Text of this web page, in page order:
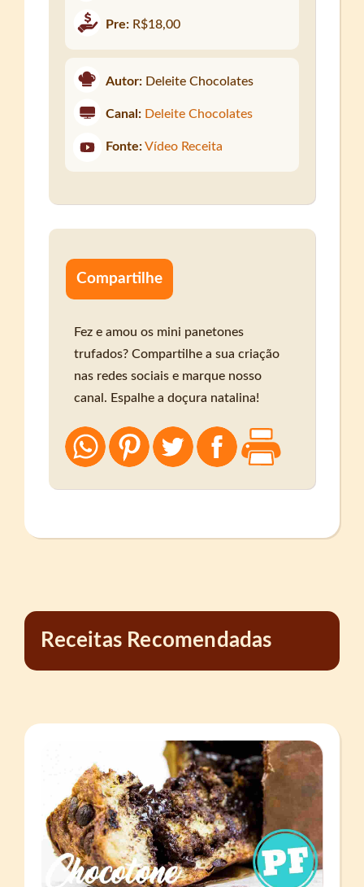
Pre: R$18,00
Autor: Deleite Chocolates
Canal: Deleite Chocolates
Fonte: Vídeo Receita
Compartilhe
Fez e amou os mini panetones
trufados? Compartilhe a sua criação
nas redes sociais e marque nosso
canal. Espalhe a doçura natalina!
Receitas Recomendadas